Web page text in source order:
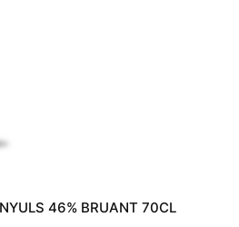
46% BRUANT 70CL